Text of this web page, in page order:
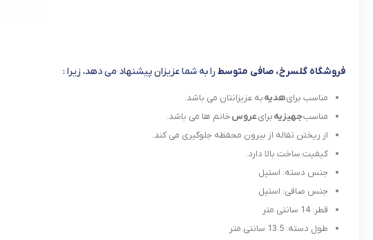
فروشگاه گلسرخ، صافی متوسط را به شما عزیزان پیشنهاد می دهد، زیرا :
مناسب برایهدیهبه عزیزانتان می باشد.
مناسبجهیزیهبرایعروسخانم ها می باشد.
از ریختن تفاله از بیرون محفظه جلوگیری می کند.
کیفیت ساخت بالا دارد.
جنس دسته: استیل
جنس صافی: استیل
قطر: 14 سانتی متر
طول دسته: 13.5 سانتی متر